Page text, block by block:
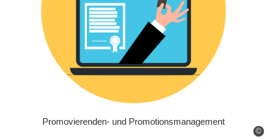
©
Promovierenden- und Promotionsmanagement